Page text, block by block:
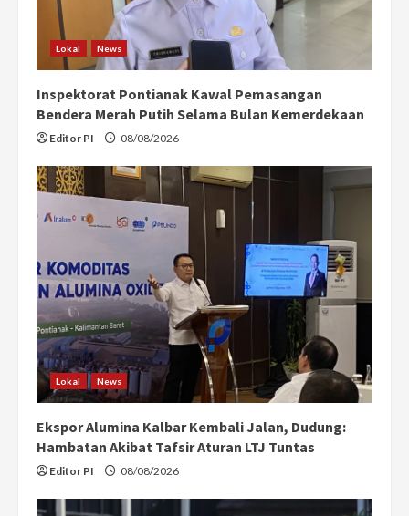
Lokal News
Inspektorat Pontianak Kawal Pemasangan
Bendera Merah Putih Selama Bulan Kemerdekaan
Editor PI 08/08/2026
Lokal News
Ekspor Alumina Kalbar Kembali Jalan, Dudung:
Hambatan Akibat Tafsir Aturan LTJ Tuntas
Editor PI 08/08/2026